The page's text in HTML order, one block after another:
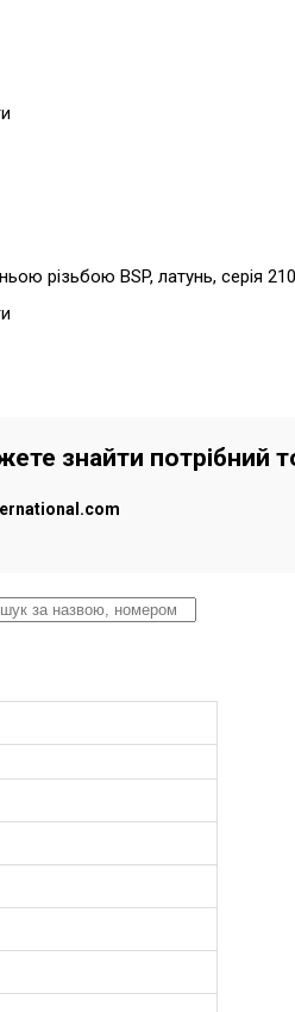
різьбою BSP, латунь, серія
знайти потрібний